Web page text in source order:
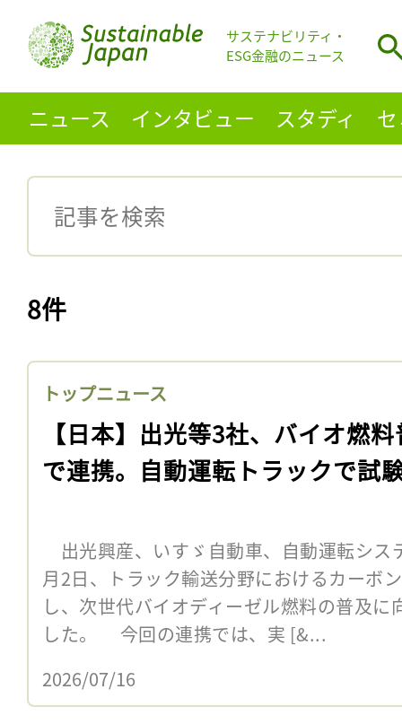
サステナビリティ・
ESG金融のニュース
ニュース インタビュー スタディ
8件
トップニュース
【日本】出光等3社、バイオ燃
で連携。自動運転トラックで試
出光興産、いすゞ自動車、自動運転シス
月2日、トラック輸送分野におけるカーボ
し、次世代バイオディーゼル燃料の普及
した。 今回の連携では、実 [&...
2026/07/16